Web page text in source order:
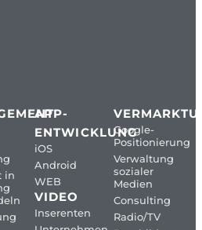
in
APP-
ENTWICKLUNG
iOS
Android
WEB
VIDEO
Inserenten
Google-
Positionierung
Verwaltung
sozialer
Medien
Consulting
Radio/TV